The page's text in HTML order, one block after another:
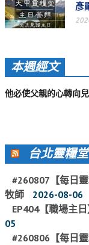
活動影音_2024
活動影音_2023年
活動影音_2021年
活動影音_2020
活動影音_2017年
活動影音_2016
活動影音_2015
彥
本週經文
他必使父親的心轉向
台北靈糧堂
#260807【每日
牧師
2026-08-06
EP404【職場主
05
#260806【每日